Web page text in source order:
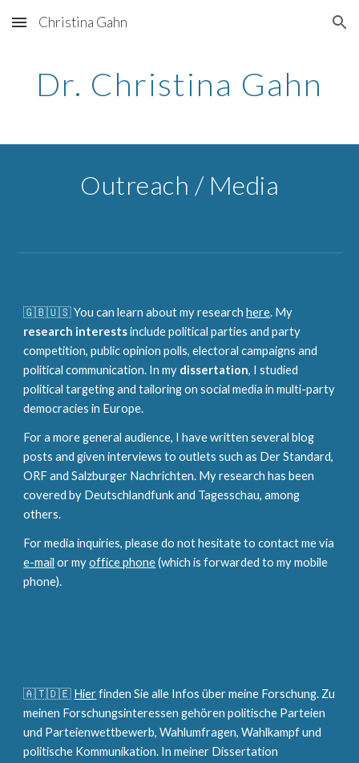
Skip to main content Skip to navigation
Christina Gahn
Dr. Christina Gahn
Outreach / Media
🇬🇧🇺🇸You can learn about my researchhere. My
research interestsinclude political parties and party
competition,public opinion polls,electoral campaigns and
political communication. In my dissertation, I studied
political targeting and tailoring on social media in multi-party
democracies in Europe.
For a more general audience, I have written several blog
posts and given interviews to outlets such as Der Standard,
ORF and Salzburger Nachrichten. My research has been
covered by Deutschlandfunk and Tagesschau, among
others.
For mediainquiries, please do not hesitate tocontactme via
e-mail or myoffice phone(which is forwarded to my mobile
phone).
🇦🇹🇩🇪 Hierfinden Sie alle Infos über meine Forschung. Zu
meinen Forschungsinteressen gehören politische Parteien
und Parteienwettbewerb, Wahlumfragen, Wahlkampf und
politische Kommunikation. In meiner Dissertation